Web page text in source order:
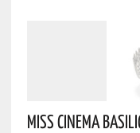
Miss Cinema